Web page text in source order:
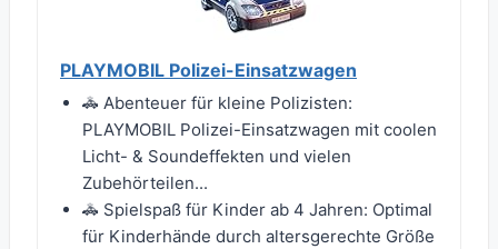
PLAYMOBIL Polizei-Einsatzwagen
🚓 Abenteuer für kleine Polizisten:
PLAYMOBIL Polizei-Einsatzwagen mit coolen
Licht- & Soundeffekten und vielen
Zubehörteilen...
🚓 Spielspaß für Kinder ab 4 Jahren: Optimal
für Kinderhände durch altersgerechte Größe